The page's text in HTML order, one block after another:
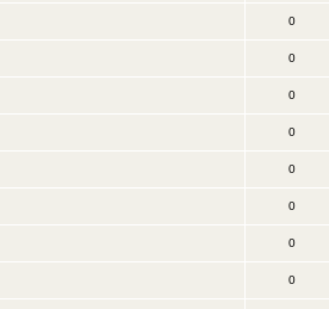
0
0
0
0
0
0
0
0